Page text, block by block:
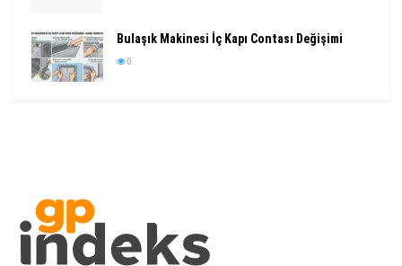
Bulaşık Makinesi İç Kapı Contası Değişimi
0